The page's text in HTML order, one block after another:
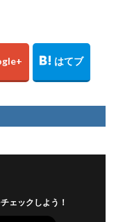
ェックしよう！